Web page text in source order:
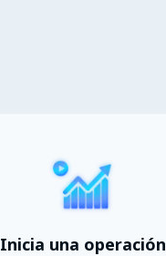
Inicia una operación